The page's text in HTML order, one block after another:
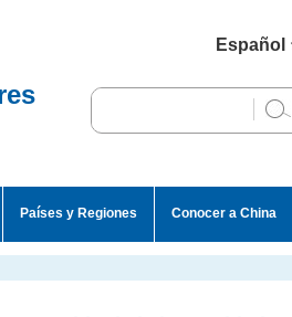
Español
English
Países y Regiones Conocer a China